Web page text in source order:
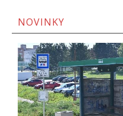
NOVINKY